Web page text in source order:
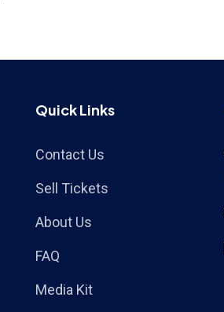
Quick Links
Contact Us
Sell Tickets
About Us
FAQ
Media Kit